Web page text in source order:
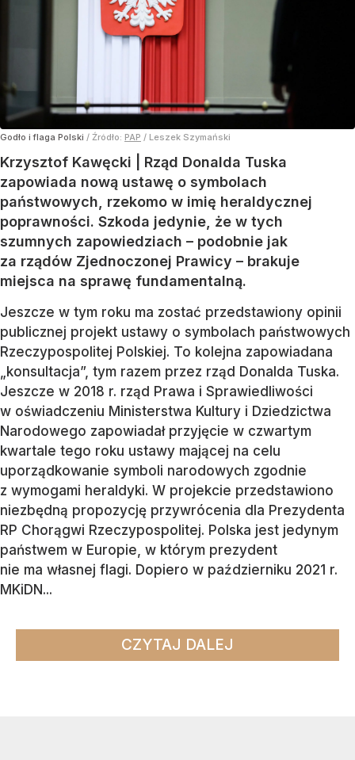
Godło i flaga Polski / Źródło: PAP / Leszek Szymański
Krzysztof Kawęcki | Rząd Donalda Tuska
zapowiada nową ustawę o symbolach
państwowych, rzekomo w imię heraldycznej
poprawności. Szkoda jedynie, że w tych
szumnych zapowiedziach – podobnie jak
za rządów Zjednoczonej Prawicy – brakuje
miejsca na sprawę fundamentalną.
Jeszcze w tym roku ma zostać przedstawiony opinii
publicznej projekt ustawy o symbolach państwowych
Rzeczypospolitej Polskiej. To kolejna zapowiadana
„konsultacja”, tym razem przez rząd Donalda Tuska.
Jeszcze w 2018 r. rząd Prawa i Sprawiedliwości
w oświadczeniu Ministerstwa Kultury i Dziedzictwa
Narodowego zapowiadał przyjęcie w czwartym
kwartale tego roku ustawy mającej na celu
uporządkowanie symboli narodowych zgodnie
z wymogami heraldyki. W projekcie przedstawiono
niezbędną propozycję przywrócenia dla Prezydenta
RP Chorągwi Rzeczypospolitej. Polska jest jedynym
państwem w Europie, w którym prezydent
nie ma własnej flagi. Dopiero w październiku 2021 r.
MKiDN...
CZYTAJ DALEJ